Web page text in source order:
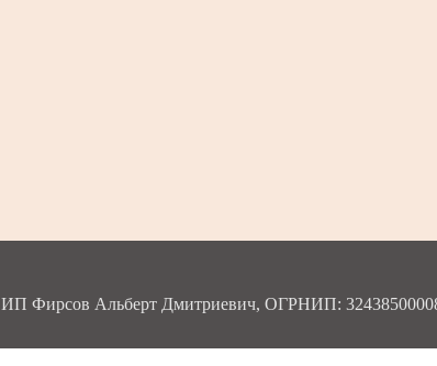
ИП Фирсов Альберт Дмитриевич, ОГРНИП: